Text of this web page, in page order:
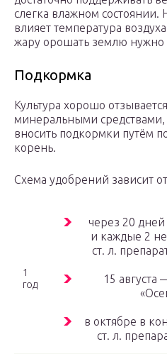
слегка влажном состоянии.
влияет температура
жару орошать землю нужно
Подкормка
Культура хорошо
минеральными
вносить подкормки путём
корень.
Схема удобрений зависит
1
год
через 20 дней
и каждые 2
ст. л.
15 августа
в октябре в
ст. л.